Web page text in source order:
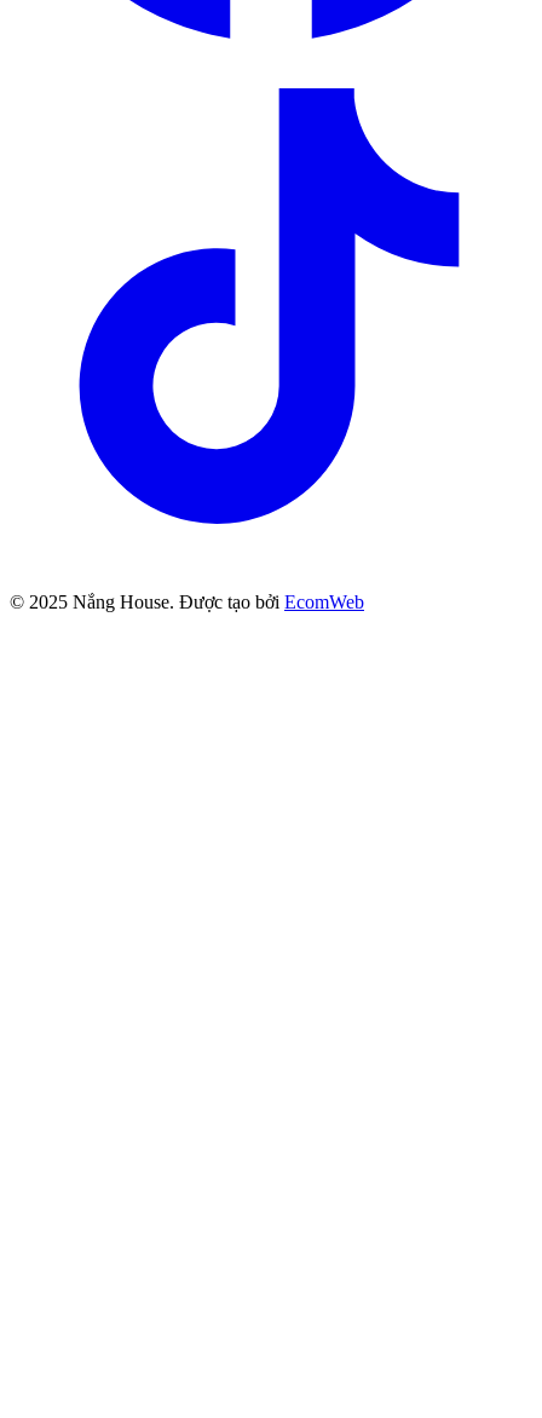
© 2025 Nắng House. Được tạo bởi EcomWeb